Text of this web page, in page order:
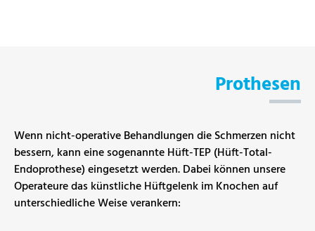
Prothesen
Wenn nicht-operative Behandlungen die Schmerzen nicht
bessern, kann eine sogenannte Hüft-TEP (Hüft-Total-
Endoprothese) eingesetzt werden. Dabei können unsere
Operateure das künstliche Hüftgelenk im Knochen auf
unterschiedliche Weise verankern: